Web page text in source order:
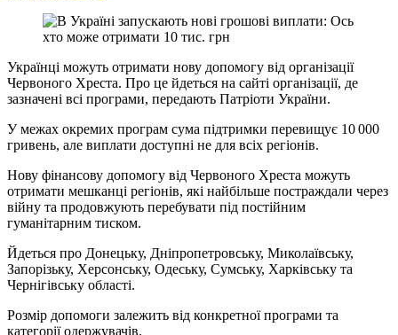
Українці можуть отримати нову допомогу від організації
Червоного Хреста. Про це йдеться на сайті організації, де
зазначені всі програми, передають Патріоти України.
У межах окремих програм сума підтримки перевищує 10 000
гривень, але виплати доступні не для всіх регіонів.
Нову фінансову допомогу від Червоного Хреста можуть
отримати мешканці регіонів, які найбільше постраждали через
війну та продовжують перебувати під постійним
гуманітарним тиском.
Йдеться про Донецьку, Дніпропетровську, Миколаївську,
Запорізьку, Херсонську, Одеську, Сумську, Харківську та
Чернігівську області.
Розмір допомоги залежить від конкретної програми та
категорії одержувачів.